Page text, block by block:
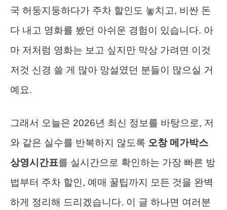
국 허둥지둥하다가 주차 할인도 놓치고, 비싼 돈
다 내고 영화를 봤던 아쉬운 경험이 있습니다. 아
마 저처럼 영화는 보고 싶지만 막상 가려면 이것
저것 신경 쓸 게 많아 망설였던 분들이 많으실 거
예요.
그래서 오늘은 2026년 최신 정보를 바탕으로, 저
와 같은 실수를 반복하지 않도록 오창 메가박스
상영시간표를 실시간으로 확인하는 가장 빠른 방
법부터 주차 할인, 예매 꿀팁까지 모든 것을 완벽
하게 정리해 드리겠습니다. 이 글 하나면 여러분